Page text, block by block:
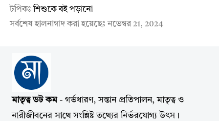
টপিকঃশিশুকে বই পড়ানো
সর্বশেষ হালনাগাদ করা হয়েছেঃনভেম্বর 21, 2024
মাতৃত্ব ডট কম- গর্ভধারণ, সন্তান প্রতিপালন, মাতৃত্ব ও
নারীজীবনের সাথে সংশ্লিষ্ট তথ্যের নির্ভরযোগ্য উৎস।